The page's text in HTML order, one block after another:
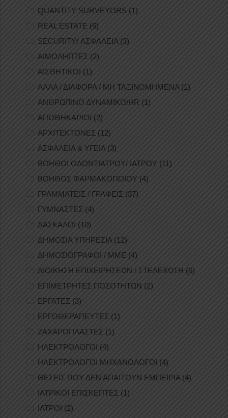
QUANTITY SURVEYORS (1)
REAL ESTATE (6)
SECURITY/ ΑΣΦΑΛΕΙΑ (3)
ΑΙΜΟΛΗΠΤΕΣ (2)
ΑΙΣΘΗΤΙΚΟΙ (1)
ΑΛΛΑ / ΔΙΑΦΟΡΑ / ΜΗ ΤΑΞΙΝΟΜΗΜΕΝΑ (1)
ΑΝΘΡΩΠΙΝΟ ΔΥΝΑΜΙΚΟ/HR (1)
ΑΠΟΘΗΚΑΡΙΟΙ (2)
ΑΡΧΙΤΕΚΤΟΝΕΣ (12)
ΑΣΦΑΛΕΙΑ & ΥΓΕΙΑ(3)
ΒΟΗΘΟΙ ΟΔΟΝΤΙΑΤΡΟΥ/ ΙΑΤΡΟΥ (11)
ΒΟΗΘΟΣ ΦΑΡΜΑΚΟΠΟΙΟΥ (4)
ΓΡΑΜΜΑΤΕΙΣ / ΓΡΑΦΕΙΣ (37)
ΓΥΜΝΑΣΤΕΣ (4)
ΔΑΣΚΑΛΟΙ (10)
ΔΗΜΟΣΙΑ ΥΠΗΡΕΣΙΑ (12)
ΔΗΜΟΣΙΟΓΡΑΦΟΙ / ΜΜΕ (4)
ΔΙΟΙΚΗΣΗ ΕΠΙΧΕΙΡΗΣΕΩΝ / ΣΤΕΛΕΧΩΣΗ (6)
ΕΠΙΜΕΤΡΗΤΕΣ ΠΟΣΟΤΗΤΩΝ (2)
ΕΡΓΑΤΕΣ (3)
ΕΡΓΟΘΕΡΑΠΕΥΤΕΣ (1)
ΖΑΧΑΡΟΠΛΑΣΤΕΣ (1)
ΗΛΕΚΤΡΟΛΟΓΟΙ (4)
ΗΛΕΚΤΡΟΛΟΓΟΙ ΜΗΧΑΝΟΛΟΓΟΙ (4)
ΘΕΣΕΙΣ ΠΟΥ ΔΕΝ ΑΠΑΙΤΟΥΝ ΕΜΠΕΙΡΙΑ(4)
ΙΑΤΡΙΚΟΙ ΕΠΙΣΚΕΠΤΕΣ (1)
ΙΑΤΡΟΙ (2)